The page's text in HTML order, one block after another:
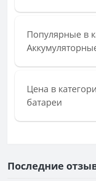
Популярные в
Цена в
батареи
Последние